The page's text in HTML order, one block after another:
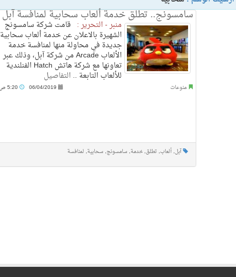
سامسونج.. تطلق خدمة ألعاب سحابية لمنافسة آبل
منبر - التحرير : قامت شركة سامسونج
الشهيرة بالاعلان عن خدمة ألعاب سحابية
جديدة في محاولة منها لمنافسة خدمة
الألعاب Arcade من شركة آبل، وذلك عبر
تعاونها مع شركة هاتش Hatch الفنلندية
للألعاب التابعة .. التفاصيل
منوعات 06/04/2019 5:20 ص
آبل,ألعاب, تطلق,خدمة, سامسونج, سحابية, لمنافسة